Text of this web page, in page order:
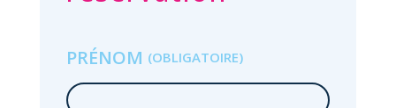
PRÉNOM